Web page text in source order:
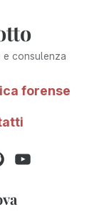
e consulenza
forense
YouTube